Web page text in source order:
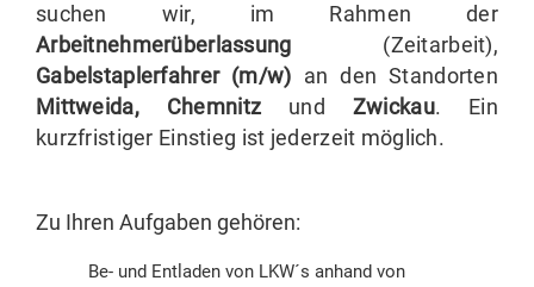
suchen wir, im Rahmen der
Arbeitnehmerüberlassung (Zeitarbeit),
Gabelstaplerfahrer (m/w) an den Standorten
Mittweida, Chemnitz und Zwickau. Ein
kurzfristiger Einstieg ist jederzeit möglich.
Zu Ihren Aufgaben gehören:
Be- und Entladen von LKW´s anhand von